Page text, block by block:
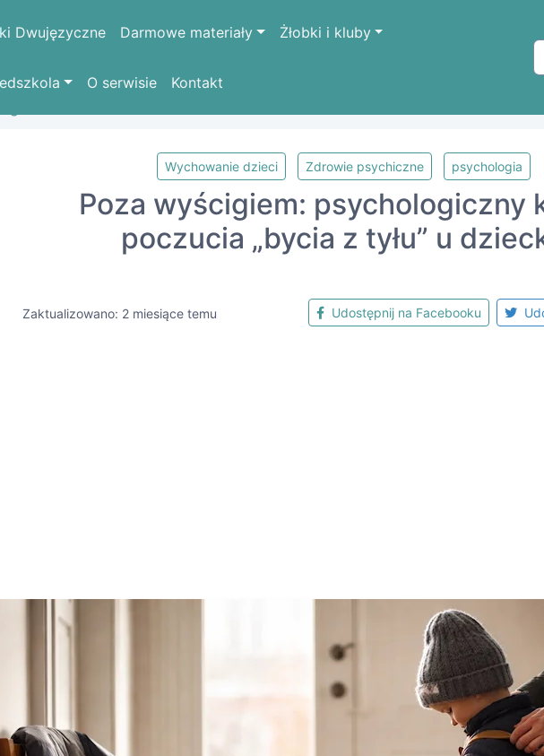
Dwujęzyczne Darmowe materiały Żłobki i kluby
O serwisie
Kontakt
Wychowanie dzieci Zdrowie psychiczne psychologia
Poza wyścigiem: psychologiczny
poczucia „bycia z tyłu” u
Zaktualizowano: 2 miesiące temu Udostępnij na Facebooku